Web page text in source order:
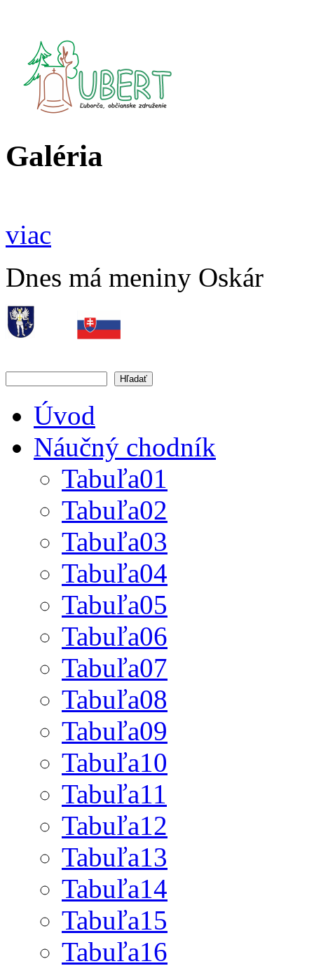
Galéria
viac
Dnes má meniny Oskár
Úvod
Náučný chodník
Tabuľa01
Tabuľa02
Tabuľa03
Tabuľa04
Tabuľa05
Tabuľa06
Tabuľa07
Tabuľa08
Tabuľa09
Tabuľa10
Tabuľa11
Tabuľa12
Tabuľa13
Tabuľa14
Tabuľa15
Tabuľa16